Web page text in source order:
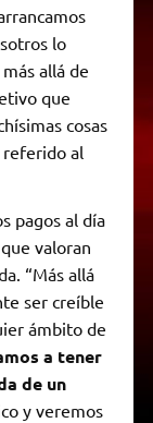
lo
allá de
que
cosas
al
pagos al día
valoran
“Más allá
ser creíble
ámbito de
a tener
de un
y veremos